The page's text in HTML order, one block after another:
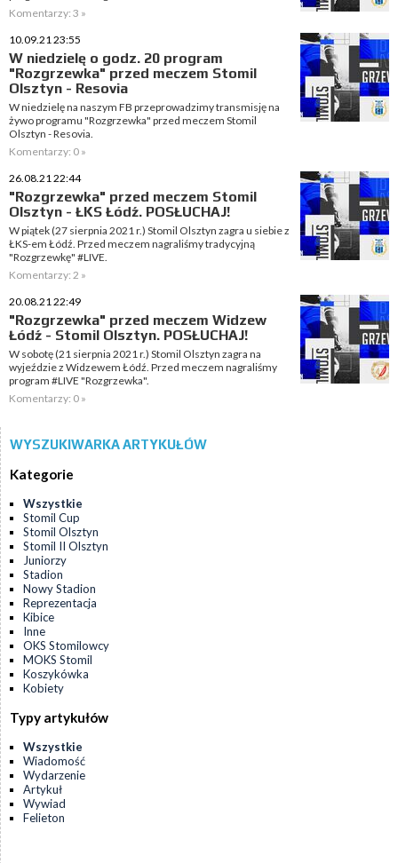
Komentarzy: 3 »
10.09.21 23:55
W niedzielę o godz. 20 program
"Rozgrzewka" przed meczem Stomil
Olsztyn - Resovia
W niedzielę na naszym FB przeprowadzimy transmisję na
żywo programu "Rozgrzewka" przed meczem Stomil
Olsztyn - Resovia.
Komentarzy: 0 »
26.08.21 22:44
"Rozgrzewka" przed meczem Stomil
Olsztyn - ŁKS Łódź. POSŁUCHAJ!
W piątek (27 sierpnia 2021 r.) Stomil Olsztyn zagra u siebie z
ŁKS-em Łódź. Przed meczem nagraliśmy tradycyjną
"Rozgrzewkę" #LIVE.
Komentarzy: 2 »
20.08.21 22:49
"Rozgrzewka" przed meczem Widzew
Łódź - Stomil Olsztyn. POSŁUCHAJ!
W sobotę (21 sierpnia 2021 r.) Stomil Olsztyn zagra na
wyjeździe z Widzewem Łódź. Przed meczem nagraliśmy
program #LIVE "Rozgrzewka".
Komentarzy: 0 »
WYSZUKIWARKA ARTYKUŁÓW
Kategorie
Wszystkie
Stomil Cup
Stomil Olsztyn
Stomil II Olsztyn
Juniorzy
Stadion
Nowy Stadion
Reprezentacja
Kibice
Inne
OKS Stomilowcy
MOKS Stomil
Koszykówka
Kobiety
Typy artykułów
Wszystkie
Wiadomość
Wydarzenie
Artykuł
Wywiad
Felieton